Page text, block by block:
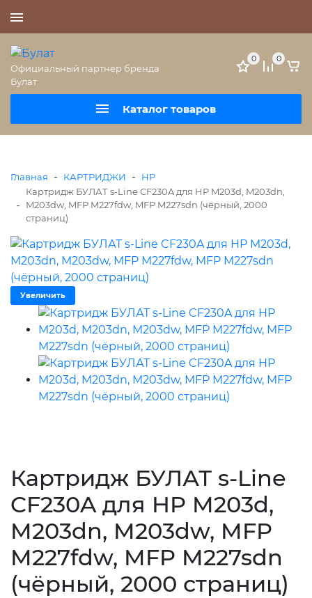
Официальный партнер бренда
Булат
Каталог товаров
0 0
Главная - КАРТРИДЖИ - HP
-
Картридж БУЛАТ s-Line CF230A для HP M203d, M203dn,
M203dw, MFP M227fdw, MFP M227sdn (чёрный, 2000
страниц)
Увеличить
Картридж БУЛАТ s-Line
CF230A для HP M203d,
M203dn, M203dw, MFP
M227fdw, MFP M227sdn
(чёрный, 2000 страниц)